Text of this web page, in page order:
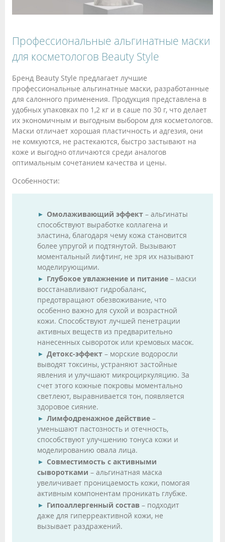
Профессиональные альгинатные маски
для косметологов Beauty Style
Бренд Beauty Style предлагает лучшие
профессиональные альгинатные маски, разработанные
для салонного применения. Продукция представлена в
удобных упаковках по 1,2 кг и в саше по 30 г, что делает
их экономичным и выгодным выбором для косметологов.
Маски отличает хорошая пластичность и адгезия, они
не комкуются, не растекаются, быстро застывают на
коже и выгодно отличаются среди аналогов
оптимальным сочетанием качества и цены.
Особенности:
Омолаживающий эффект – альгинаты
способствуют выработке коллагена и
эластина, благодаря чему кожа становится
более упругой и подтянутой. Вызывают
моментальный лифтинг, не зря их называют
моделирующими.
Глубокое увлажнение и питание – маски
восстанавливают гидробаланс,
предотвращают обезвоживание, что
особенно важно для сухой и возрастной
кожи. Способствуют лучшей пенетрации
активных веществ из предварительно
нанесенных сывороток или кремовых масок.
Детокс-эффект – морские водоросли
выводят токсины, устраняют застойные
явления и улучшают микроциркуляцию. За
счет этого кожные покровы моментально
светлеют, выравнивается тон, появляется
здоровое сияние.
Лимфодренажное действие –
уменьшают пастозность и отечность,
способствуют улучшению тонуса кожи и
моделированию овала лица.
Совместимость с активными
сыворотками – альгинатная маска
увеличивает проницаемость кожи, помогая
активным компонентам проникать глубже.
Гипоаллергенный состав – подходит
даже для гиперреактивной кожи, не
вызывает раздражений.